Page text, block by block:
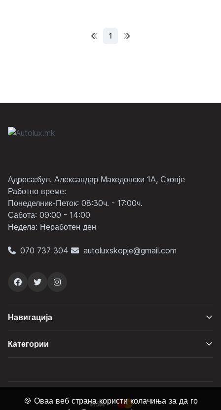
1
Адреса:бул. Александар Македонски 1А, Скопје
Работно време:
Понеделник-Петок: 08:30ч. - 17:00ч.
Сабота: 09:00 - 14:00
Неделa: Неработен ден
070 737 304 autoluxskopje@gmail.com
Навигација
Категории
🍪 Оваа веб страна користи колачиња за да го